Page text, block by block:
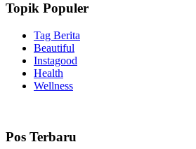
Topik Populer
Tag Berita
Beautiful
Instagood
Health
Wellness
Pos Terbaru